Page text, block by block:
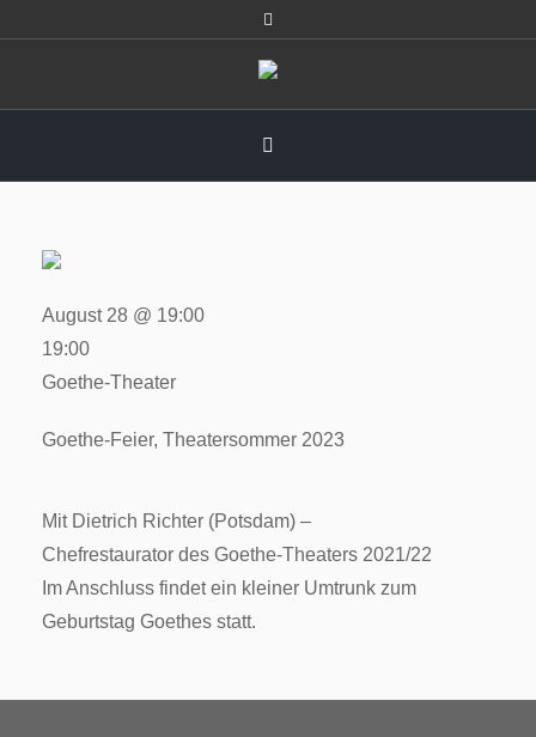
Mit Dietrich Richter (Potsdam) –
Chefrestaurator des Goethe-Theaters 2021/22
Im Anschluss findet ein kleiner Umtrunk zum
Geburtstag Goethes statt.
August 28 @ 19:00
19:00
Goethe-Theater
Goethe-Feier, Theatersommer 2023